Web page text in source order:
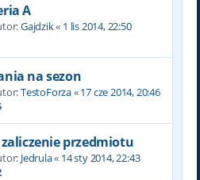
A
Gajdzik« 1 lis 2014, 22:50
na sezon
TestoForza«17 cze 2014, 20:46
przedmiotu
Jedrula« 14 sty 2014, 22:43